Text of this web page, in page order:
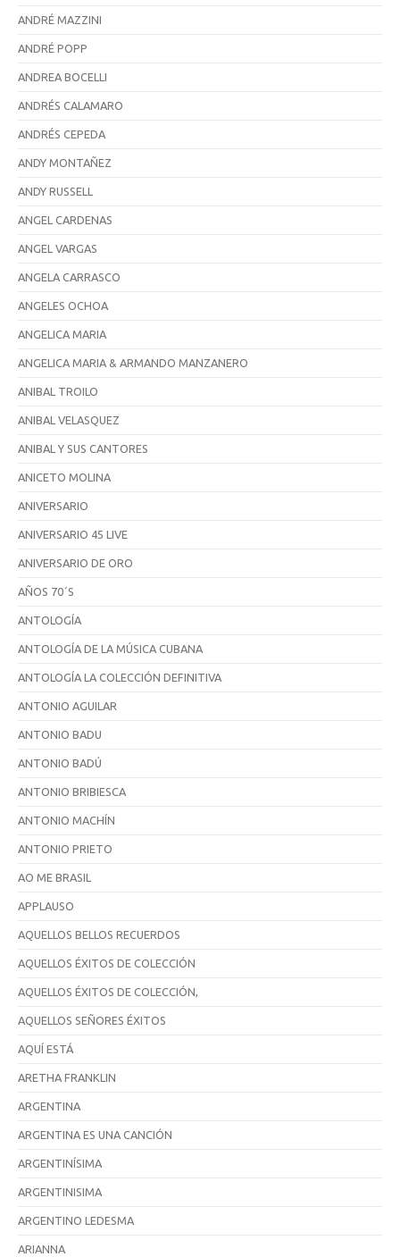
ANDRÉ MAZZINI
ANDRÉ POPP
ANDREA BOCELLI
ANDRÉS CALAMARO
ANDRÉS CEPEDA
ANDY MONTAÑEZ
ANDY RUSSELL
ANGEL CARDENAS
ANGEL VARGAS
ANGELA CARRASCO
ANGELES OCHOA
ANGELICA MARIA
ANGELICA MARIA & ARMANDO MANZANERO
ANIBAL TROILO
ANIBAL VELASQUEZ
ANIBAL Y SUS CANTORES
ANICETO MOLINA
ANIVERSARIO
ANIVERSARIO 45 LIVE
ANIVERSARIO DE ORO
AÑOS 70´S
ANTOLOGÍA
ANTOLOGÍA DE LA MÚSICA CUBANA
ANTOLOGÍA LA COLECCIÓN DEFINITIVA
ANTONIO AGUILAR
ANTONIO BADU
ANTONIO BADÚ
ANTONIO BRIBIESCA
ANTONIO MACHÍN
ANTONIO PRIETO
AO ME BRASIL
APPLAUSO
AQUELLOS BELLOS RECUERDOS
AQUELLOS ÉXITOS DE COLECCIÓN
AQUELLOS ÉXITOS DE COLECCIÓN,
AQUELLOS SEÑORES ÉXITOS
AQUÍ ESTÁ
ARETHA FRANKLIN
ARGENTINA
ARGENTINA ES UNA CANCIÓN
ARGENTINÍSIMA
ARGENTINISIMA
ARGENTINO LEDESMA
ARIANNA